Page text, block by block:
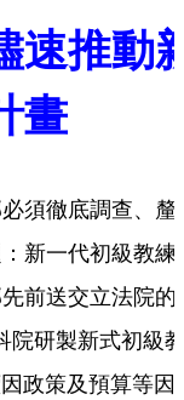
速推動
畫
須徹底調查、釐
新一代初級教練
前送交立法院的
院研製新式初級
政策及預算等因